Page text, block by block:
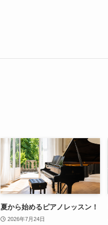
夏から始めるピアノレッスン！
2026年7月24日